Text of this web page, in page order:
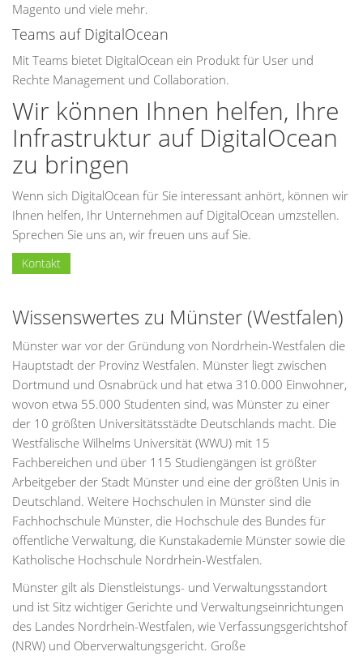
Magento und viele mehr.
Teams auf DigitalOcean
Mit Teams bietet DigitalOcean ein Produkt für User und
Rechte Management und Collaboration.
Wir können Ihnen helfen, Ihre
Infrastruktur auf DigitalOcean
zu bringen
Wenn sich DigitalOcean für Sie interessant anhört, können wir
Ihnen helfen, Ihr Unternehmen auf DigitalOcean umzstellen.
Sprechen Sie uns an, wir freuen uns auf Sie.
Kontakt
Wissenswertes zu Münster (Westfalen)
Münster war vor der Gründung von Nordrhein-Westfalen die
Hauptstadt der Provinz Westfalen. Münster liegt zwischen
Dortmund und Osnabrück und hat etwa 310.000 Einwohner,
wovon etwa 55.000 Studenten sind, was Münster zu einer
der 10 größten Universitätsstädte Deutschlands macht. Die
Westfälische Wilhelms Universität (WWU) mit 15
Fachbereichen und über 115 Studiengängen ist größter
Arbeitgeber der Stadt Münster und eine der größten Unis in
Deutschland. Weitere Hochschulen in Münster sind die
Fachhochschule Münster, die Hochschule des Bundes für
öffentliche Verwaltung, die Kunstakademie Münster sowie die
Katholische Hochschule Nordrhein-Westfalen.
Münster gilt als Dienstleistungs- und Verwaltungsstandort
und ist Sitz wichtiger Gerichte und Verwaltungseinrichtungen
des Landes Nordrhein-Westfalen, wie Verfassungsgerichtshof
(NRW) und Oberverwaltungsgericht. Große